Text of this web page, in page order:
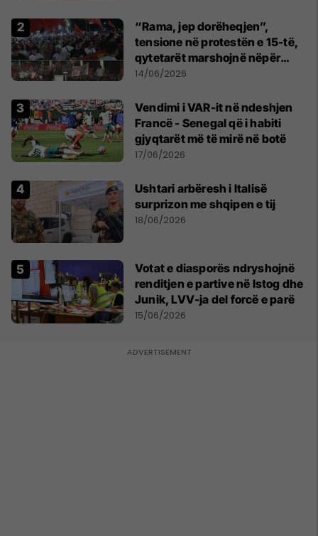
“Rama, jep dorëheqjen”,
tensione në protestën e 15-të,
qytetarët marshojnë nëpër
kryeqytet
14/06/2026
Vendimi i VAR-it në ndeshjen
Francë - Senegal që i habiti
gjyqtarët më të mirë në botë
17/06/2026
Ushtari arbëresh i Italisë
surprizon me shqipen e tij
18/06/2026
Votat e diasporës ndryshojnë
renditjen e partive në Istog dhe
Junik, LVV-ja del forcë e parë
15/06/2026